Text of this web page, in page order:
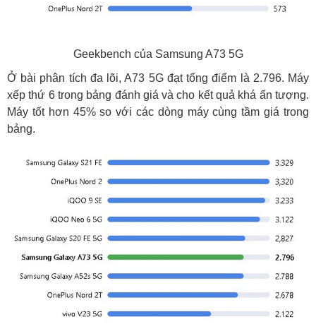
Geekbench của Samsung A73 5G
Ở bài phân tích đa lõi, A73 5G đạt tổng điểm là 2.796. Máy
xếp thứ 6 trong bảng đánh giá và cho kết quả khá ấn tượng.
Máy tốt hơn 45% so với các dòng máy cùng tầm giá trong
bảng.